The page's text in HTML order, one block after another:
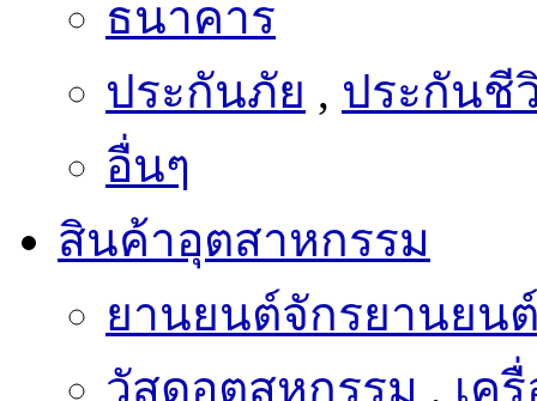
ประกันภัย
ประกันชี
อื่นๆ
สินค้าอุตสาหกรรม
ยานยนต์จักรยานยน
วัสดุอุตสหกรรม,เค